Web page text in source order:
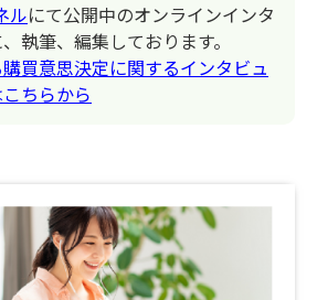
ルにて公開中のオンラインインタ
執筆、編集しております。
買意思決定に関するインタビュ
ちらから